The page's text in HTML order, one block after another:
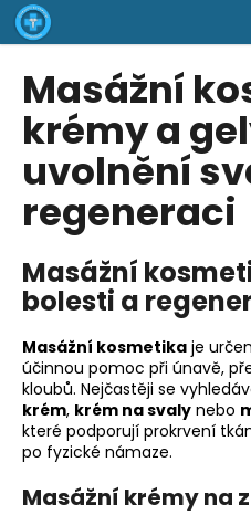
Přejít
na
obsah
Masážní
krémy a
uvolnění
regeneraci
Masážní
bolesti a
Masážní kosmetika je
účinnou pomoc při únavě,
kloubů. Nejčastěji se
krém, krém na svaly nebo
které podporují prokrvení
po fyzické námaze.
Masážní krémy na
K
o
C
o
p
o
t
ř
e
b
u
j
e
t
e
n